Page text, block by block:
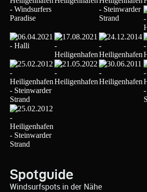
Spotguide
Windsurfspots in der Nähe